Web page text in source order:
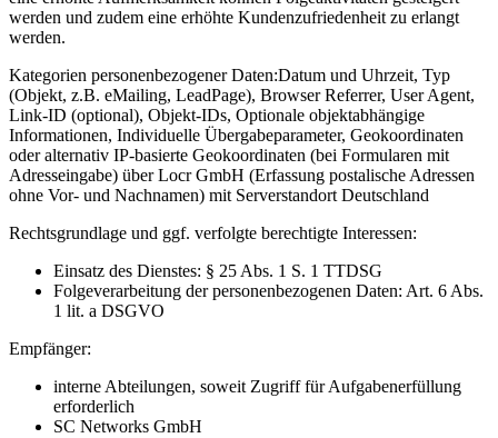
werden und zudem eine erhöhte Kundenzufriedenheit zu erlangt
werden.
Kategorien personenbezogener Daten:Datum und Uhrzeit, Typ
(Objekt, z.B. eMailing, LeadPage), Browser Referrer, User Agent,
Link-ID (optional), Objekt-IDs, Optionale objektabhängige
Informationen, Individuelle Übergabeparameter, Geokoordinaten
oder alternativ IP-basierte Geokoordinaten (bei Formularen mit
Adresseingabe) über Locr GmbH (Erfassung postalische Adressen
ohne Vor- und Nachnamen) mit Serverstandort Deutschland
Rechtsgrundlage und ggf. verfolgte berechtigte Interessen:
Einsatz des Dienstes: § 25 Abs. 1 S. 1 TTDSG
Folgeverarbeitung der personenbezogenen Daten: Art. 6 Abs.
1 lit. a DSGVO
Empfänger:
interne Abteilungen, soweit Zugriff für Aufgabenerfüllung
erforderlich
SC Networks GmbH